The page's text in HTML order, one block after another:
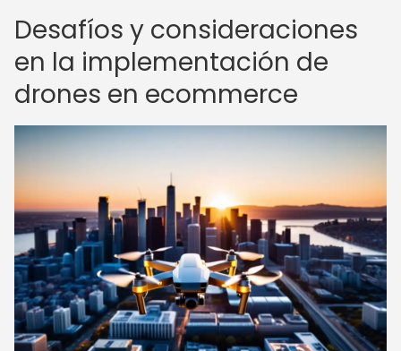
Desafíos y consideraciones
en la implementación de
drones en ecommerce